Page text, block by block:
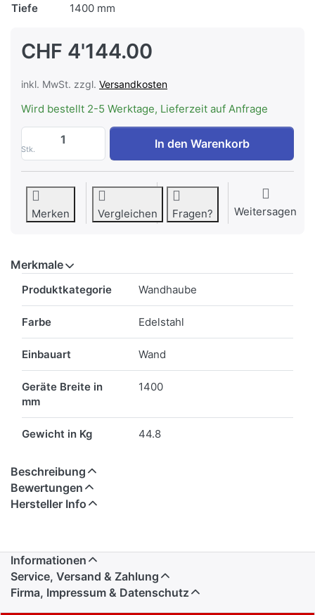
Tiefe
1400 mm
CHF 4'144.00
inkl. MwSt. zzgl. Versandkosten
Wird bestellt 2-5 Werktage, Lieferzeit auf Anfrage
Stk.
WESCO WHE Quadro Rand 7-140
In den Warenkorb
Merken Vergleichen Fragen? Weitersagen
Merkmale
Produktkategorie Wandhaube
Farbe Edelstahl
Einbauart Wand
Geräte Breite in
mm
1400
Gewicht in Kg 44.8
Beschreibung
Bewertungen
Hersteller Info
Informationen
Service, Versand & Zahlung
Firma, Impressum & Datenschutz